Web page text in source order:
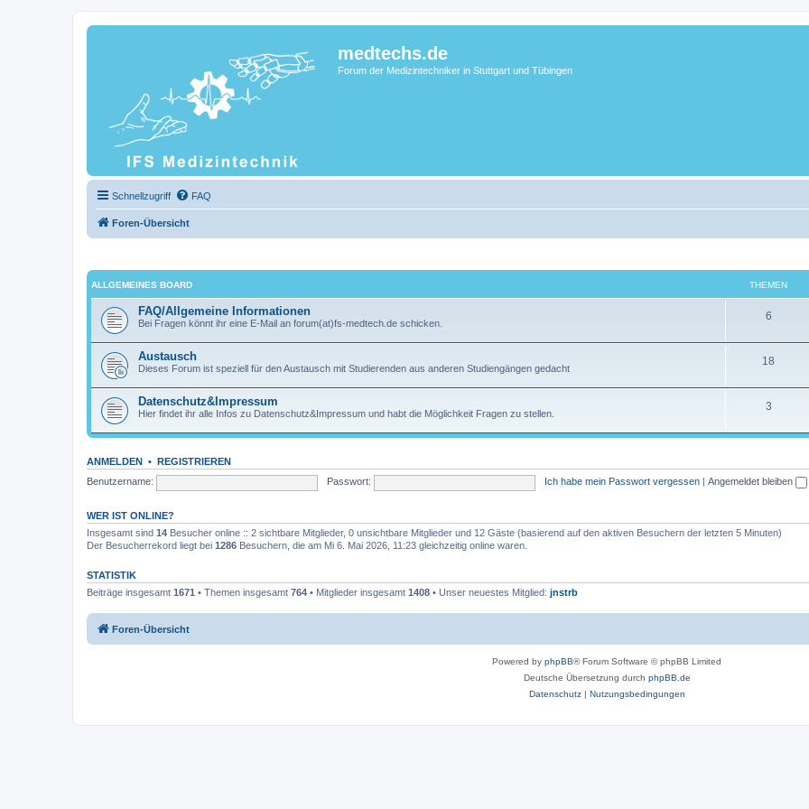
medtechs.de
Forum der Medizintechniker in Stuttgart und Tübingen
Schnellzugriff FAQ
Foren-Übersicht
ALLGEMEINES BOARD THEMEN
FAQ/Allgemeine Informationen
Bei Fragen könnt ihr eine E-Mail an forum(at)fs-medtech.de schicken.
6
Austausch
Dieses Forum ist speziell für den Austausch mit Studierenden aus anderen Studiengängen gedacht
18
Datenschutz&Impressum
Hier findet ihr alle Infos zu Datenschutz&Impressum und habt die Möglichkeit Fragen zu stellen.
3
ANMELDEN • REGISTRIEREN
Benutzername:
Passwort: Ich habe mein Passwort vergessen Angemeldet bleiben
WER IST ONLINE?
Insgesamt sind 14 Besucher online :: 2 sichtbare Mitglieder, 0 unsichtbare Mitglieder und 12 Gäste (basierend auf den aktiven Besuchern der letzten 5 Minuten)
Der Besucherrekord liegt bei 1286 Besuchern, die am Mi 6. Mai 2026, 11:23 gleichzeitig online waren.
STATISTIK
Beiträge insgesamt 1671 • Themen insgesamt 764 • Mitglieder insgesamt 1408 • Unser neuestes Mitglied: jnstrb
Foren-Übersicht
Powered by phpBB® Forum Software © phpBB Limited
Deutsche Übersetzung durch phpBB.de
Datenschutz| Nutzungsbedingungen